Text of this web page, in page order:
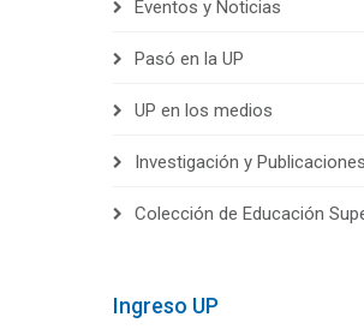
Eventos y Noticias
Pasó en la UP
UP en los medios
Investigación y Publicaciones
Colección de Educación
Ingreso UP